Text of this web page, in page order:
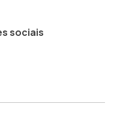
sociais
ao